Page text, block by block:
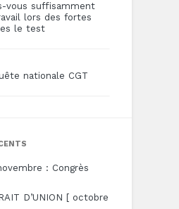
vous suffisamment
lors des fortes
le test
nationale CGT
: Congrès
D’UNION [ octobre